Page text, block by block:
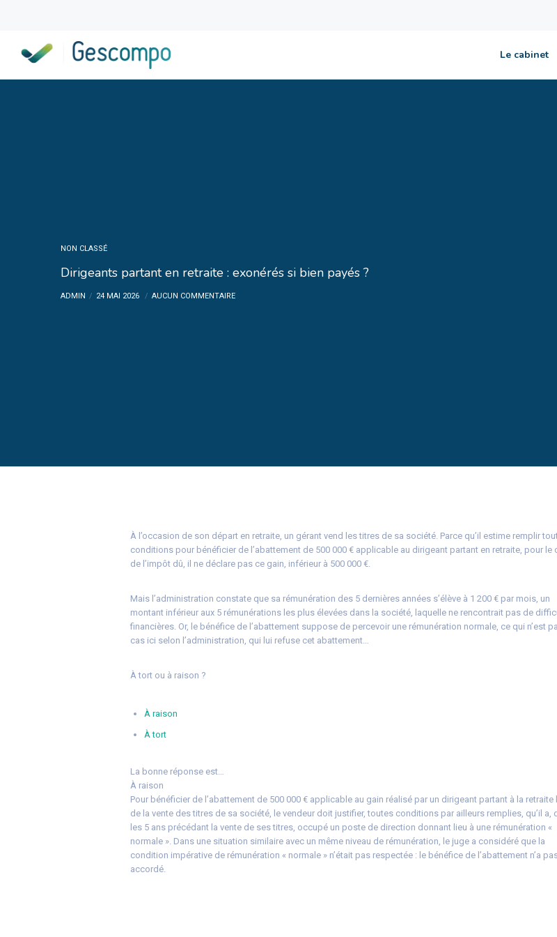
Le cabinet
NON CLASSÉ
Dirigeants partant en retraite : exonérés si bien payés ?
ADMIN 24 MAI 2026 AUCUN COMMENTAIRE
À l’occasion de son départ en retraite, un gérant vend les titres de sa société. Parce qu’il estime remplir
conditions pour bénéficier de l’abattement de 500 000 € applicable au dirigeant partant en retraite, pour le
de l’impôt dû, il ne déclare pas ce gain, inférieur à 500 000 €.
Mais l’administration constate que sa rémunération des 5 dernières années s’élève à 1 200 € par mois, un
montant inférieur aux 5 rémunérations les plus élevées dans la société, laquelle ne rencontrait pas de
financières. Or, le bénéfice de l’abattement suppose de percevoir une rémunération normale, ce qui n’est
cas ici selon l’administration, qui lui refuse cet abattement…
À tort ou à raison ?
À raison
À tort
La bonne réponse est…
À raison
Pour bénéficier de l’abattement de 500 000 € applicable au gain réalisé par un dirigeant partant à la retraite
de la vente des titres de sa société, le vendeur doit justifier, toutes conditions par ailleurs remplies, qu’il a,
les 5 ans précédant la vente de ses titres, occupé un poste de direction donnant lieu à une rémunération «
normale ». Dans une situation similaire avec un même niveau de rémunération, le juge a considéré que la
condition impérative de rémunération « normale » n’était pas respectée : le bénéfice de l’abattement n’a
accordé.